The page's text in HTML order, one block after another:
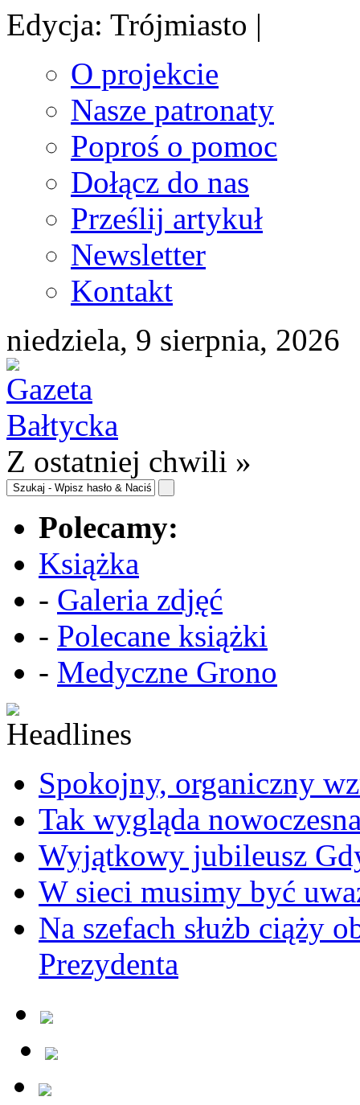
Edycja: Trójmiasto |
O projekcie
Nasze patronaty
Poproś o pomoc
Dołącz do nas
Prześlij artykuł
Newsletter
Kontakt
niedziela, 9 sierpnia, 2026
Z ostatniej chwili »
Polecamy:
Książka
- Galeria zdjęć
- Polecane książki
- Medyczne Grono
Spokojny, organiczny
Tak wygląda
Wyjątkowy jubileusz
W sieci musimy być
Na szefach służb ciąży
Prezydenta